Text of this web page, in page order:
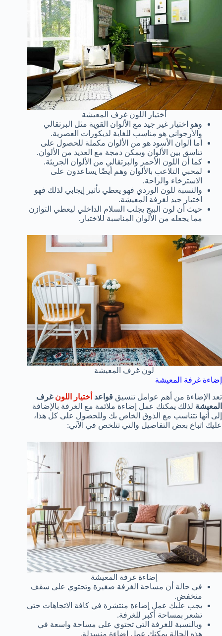
أختيار اللون غرف المعيشة
وهو اختيار غير جيد مع الألوان القوية مثل البرتقالي
والأرجواني هو مناسب للغاية لديكورات العصرية.
أما ألوان الأسود هو من الألوان مكملة للحصول على
تناسق بين الألوان ويمكن دمجة مع العديد من الألوان.
كما أن اللون الأحمر والبرتقالي من الألوان الجريئة.
لمحبي التلاعب بالألوان وهم أيضًا يساعدون على
الاسترخاء والراحة.
والنسبة للون الوردي فهو يعطي تأثير إيجابي لذلك فهو
اختيار جيد لغرفة المعيشة.
حيث أن لون البيج يجلب السلام الداخلي ليعطي التوازن
مما يجعله من الألوان المناسبة للاختيار.
لون غرف المعيشة
إضاءة غرفة المعيشة
تعد الإضاءة من أهم عوامل تنسيق قواعد أختيار اللون غرف
المعيشة لذلك يمكنك عمل إضاءة ملائمة مع الغرفة بالإضافة
إلى أنها تتناسب مع الذوق الخاص بك وللحصول على كل هذا،
عليك اتباع بعض التفاصيل والتي تتلخص في الآتي:
إضاءة غرفة المعيشة
في حالة أن مساحة الغرفة صغيرة وتحتوي على سقف
منخفض.
يجب عليك عمل إضاءة منتشرة في كافة الاتجاهات حتى
تشعر بمساحة أكبر للغرفة.
وبالنسبة للغرفة التي تحتوي على مساحة واسعة في
هذه الحالة يمكنك عمل إضاءة منسدلة.